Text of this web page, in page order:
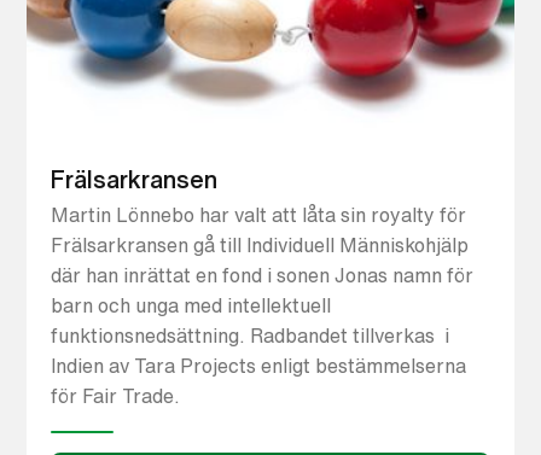
Frälsarkransen
Martin Lönnebo har valt att låta sin royalty för
Frälsarkransen gå till Individuell Människohjälp
där han inrättat en fond i sonen Jonas namn för
barn och unga med intellektuell
funktionsnedsättning. Radbandet tillverkas i
Indien av Tara Projects enligt bestämmelserna
för Fair Trade.